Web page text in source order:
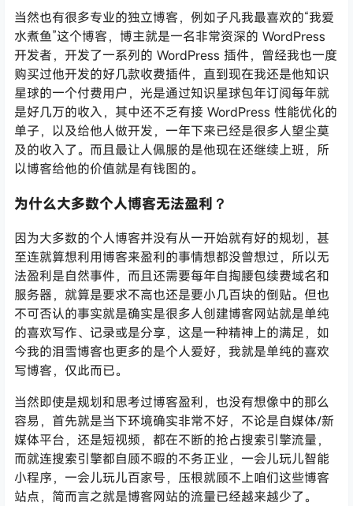
当然也有很多专业的独立博客，例如子凡我最喜欢的“我爱
水煮鱼”这个博客，博主就是一名非常资深的 WordPress
开发者，开发了一系列的 WordPress 插件，曾经我也一度
购买过他开发的好几款收费插件，直到现在我还是他知识
星球的一个付费用户，光是通过知识星球包年订阅每年就
是好几万的收入，其中还不乏有接 WordPress 性能优化的
单子，以及给他人做开发，一年下来已经是很多人望尘莫
及的收入了。而且最让人佩服的是他现在还继续上班，所
以博客给他的价值就是有钱图的。
为什么大多数个人博客无法盈利？
因为大多数的个人博客并没有从一开始就有好的规划，甚
至连就算想利用博客来盈利的事情想都没曾想过，所以无
法盈利是自然事件，而且还需要每年自掏腰包续费域名和
服务器，就算是要求不高也还是要小几百块的倒贴。但也
不可否认的事实就是确实是很多人创建博客网站就是单纯
的喜欢写作、记录或是分享，这是一种精神上的满足，如
今我的泪雪博客也更多的是个人爱好，我就是单纯的喜欢
写博客，仅此而已。
当然即使是规划和思考过博客盈利，也没有想像中的那么
容易，首先就是当下环境确实非常不好，不论是自媒体/新
媒体平台，还是短视频，都在不断的抢占搜索引擎流量，
而就连搜索引擎都自顾不暇的不务正业，一会儿玩儿智能
小程序，一会儿玩儿百家号，压根就顾不上咱们这些博客
站点，简而言之就是博客网站的流量已经越来越少了。